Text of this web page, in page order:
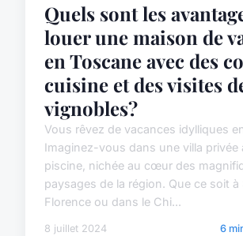
Quels sont les
louer une maison de
en Toscane avec des
cuisine et des visites
vignobles?
Vous rêvez de vacances idylliques
Imaginez-vous dans une villa privée
piscine, nichée au cœur des
paysages de la région. Que ce soit à
Florence ou dans le Chi...
8 juillet 2024 6